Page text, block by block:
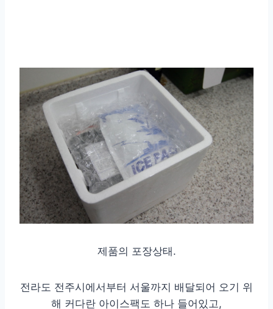
제품의 포장상태.
전라도 전주시에서부터 서울까지 배달되어 오기 위
해 커다란 아이스팩도 하나 들어있고,